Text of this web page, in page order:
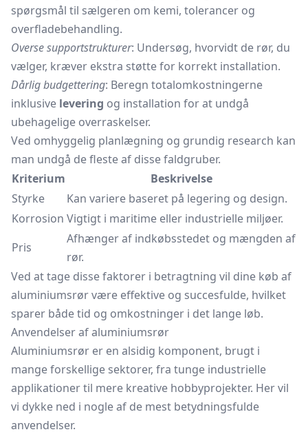
spørgsmål til sælgeren om kemi, tolerancer og
overfladebehandling.
Overse supportstrukturer: Undersøg, hvorvidt de rør, du
vælger, kræver ekstra støtte for korrekt installation.
Dårlig budgettering: Beregn totalomkostningerne
inklusive levering og installation for at undgå
ubehagelige overraskelser.
Ved omhyggelig planlægning og grundig research kan
man undgå de fleste af disse faldgruber.
Kriterium
Beskrivelse
Styrke
Kan variere baseret på legering og design.
Korrosion Vigtigt i maritime eller industrielle miljøer.
Pris
Afhænger af indkøbsstedet og mængden af
rør.
Ved at tage disse faktorer i betragtning vil dine køb af
aluminiumsrør være effektive og succesfulde, hvilket
sparer både tid og omkostninger i det lange løb.
Anvendelser af aluminiumsrør
Aluminiumsrør er en alsidig komponent, brugt i
mange forskellige sektorer, fra tunge industrielle
applikationer til mere kreative hobbyprojekter. Her vil
vi dykke ned i nogle af de mest betydningsfulde
anvendelser.